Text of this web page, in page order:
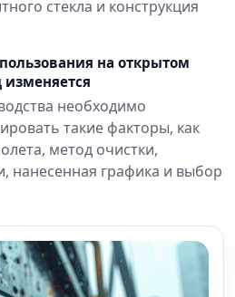
стекла и конструкция
на открытом
необходимо
такие факторы, как
метод очистки,
нанесенная графика и выбор